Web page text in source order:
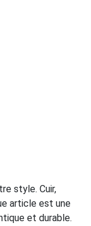
style. Cuir,
article est une
et durable.